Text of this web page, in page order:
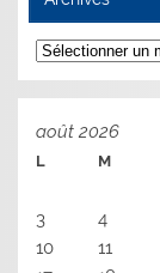
Archives
août 2026
L M
3
4
10
11